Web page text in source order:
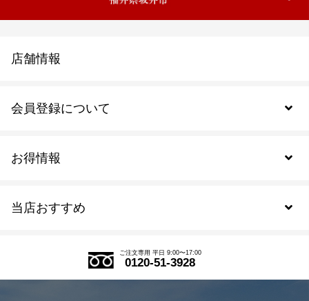
当店おすすめ
式部の香りシリーズ
お得情報
会員登録について
会員規約について
店舗情報
ご注文専用 平日 9:00〜17:00
0120-51-3928